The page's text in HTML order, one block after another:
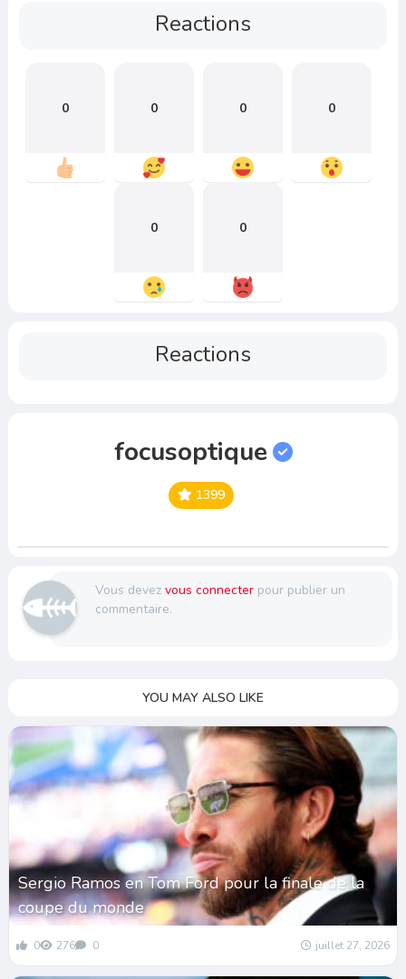
Reactions
0 0 0 0
0 0
Reactions
focusoptique
1399
Vous devez vous connecterpour publier un
commentaire.
YOU MAY ALSO LIKE
Sergio Ramos en Tom Ford pour la finale de la
coupe du monde
0 276 0 juillet 27, 2026